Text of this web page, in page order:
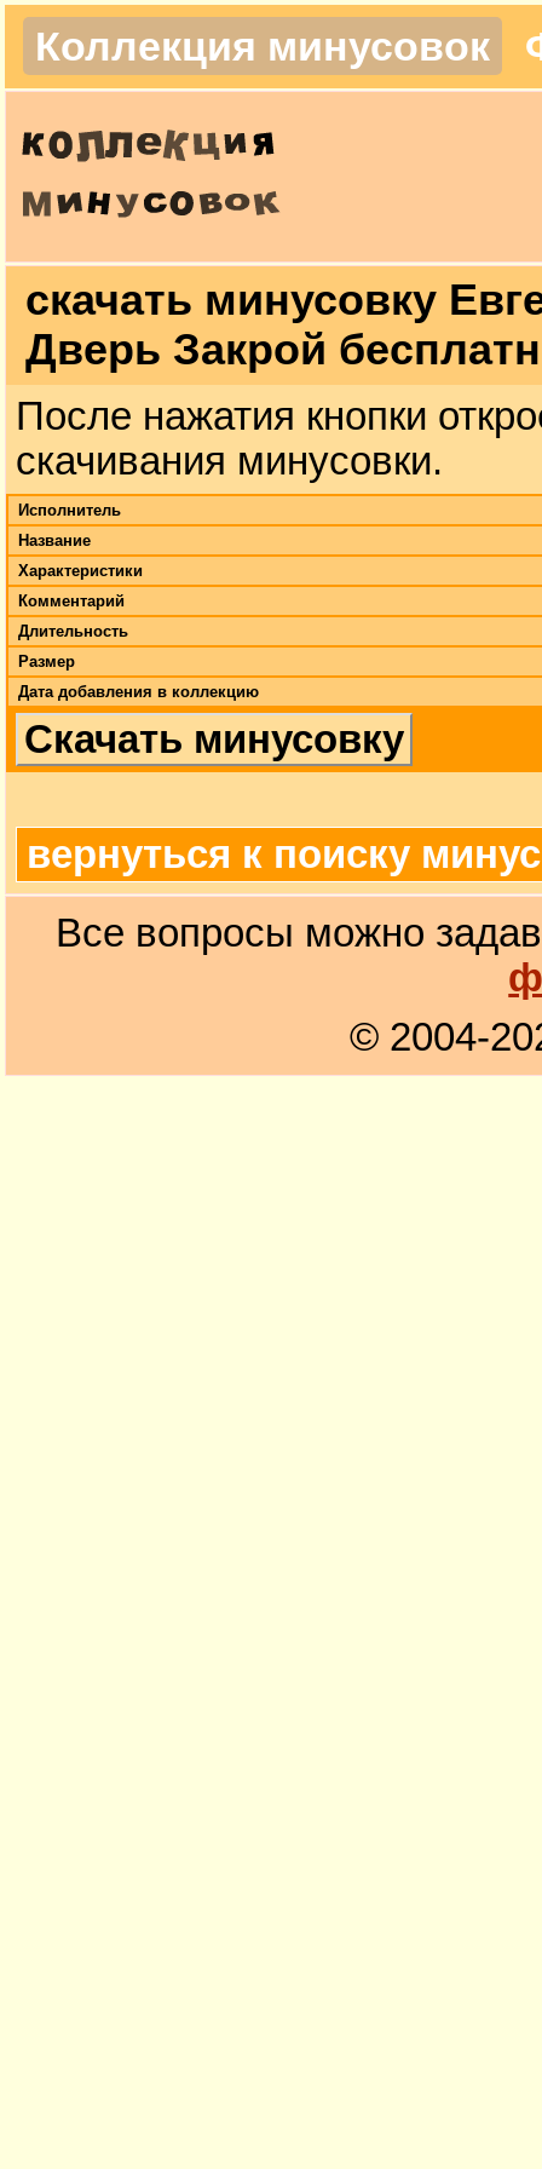
Коллекция минусовок
скачать минусовку
Дверь Закрой
После нажатия кнопки
скачивания минусовки.
Исполнитель
Название
Характеристики
Комментарий
Длительность
Размер
Дата добавления в коллекцию
Скачать минусовку
вернуться к поиску
Все вопросы можно
© 2004-